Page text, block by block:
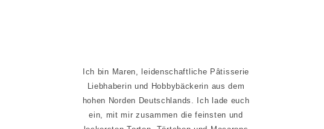
Ich bin Maren, leidenschaftliche Pâtisserie
Liebhaberin und Hobbybäckerin aus dem
hohen Norden Deutschlands. Ich lade euch
ein, mit mir zusammen die feinsten und